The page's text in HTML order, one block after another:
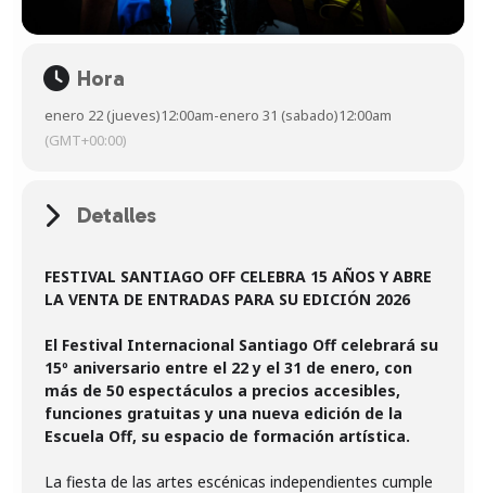
Hora
enero 22 (jueves)12:00am-enero 31 (sabado)12:00am
(GMT+00:00)
Detalles
FESTIVAL SANTIAGO OFF CELEBRA 15 AÑOS Y ABRE
LA VENTA DE ENTRADAS PARA SU EDICIÓN 2026
El Festival Internacional Santiago Off celebrará su
15º aniversario entre el 22 y el 31 de enero, con
más de 50 espectáculos a precios accesibles,
funciones gratuitas y una nueva edición de la
Escuela Off, su espacio de formación artística.
La fiesta de las artes escénicas independientes cumple